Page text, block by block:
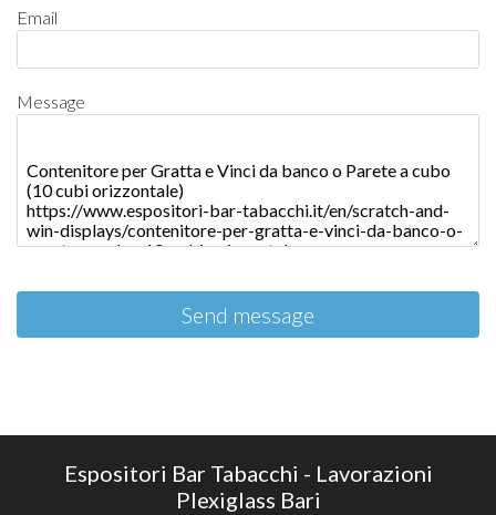
Email
Message
Send message
Espositori Bar Tabacchi - Lavorazioni
Plexiglass Bari